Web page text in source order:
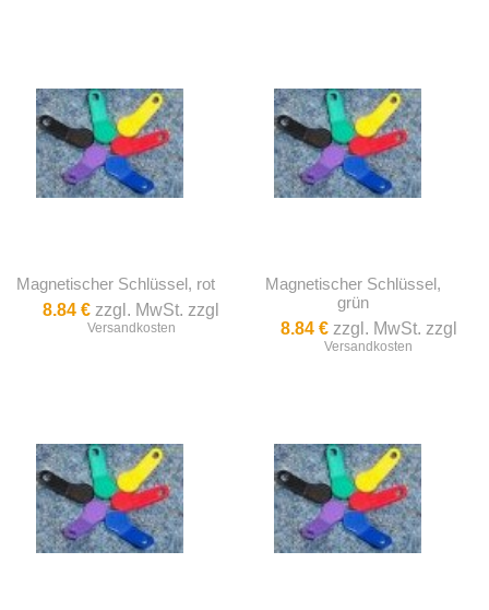
Magnetischer Schlüssel, rot
8.84 € zzgl. MwSt. zzgl
Versandkosten
Magnetischer Schlüssel,
grün
8.84 €zzgl. MwSt. zzgl
Versandkosten